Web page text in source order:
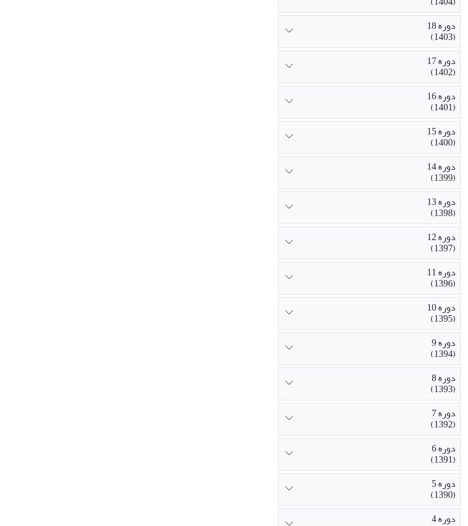
دوره 18
(1403)
دوره 17
(1402)
دوره 16
(1401)
دوره 15
(1400)
دوره 14
(1399)
دوره 13
(1398)
دوره 12
(1397)
دوره 11
(1396)
دوره 10
(1395)
دوره 9
(1394)
دوره 8
(1393)
دوره 7
(1392)
دوره 6
(1391)
دوره 5
(1390)
دوره 4